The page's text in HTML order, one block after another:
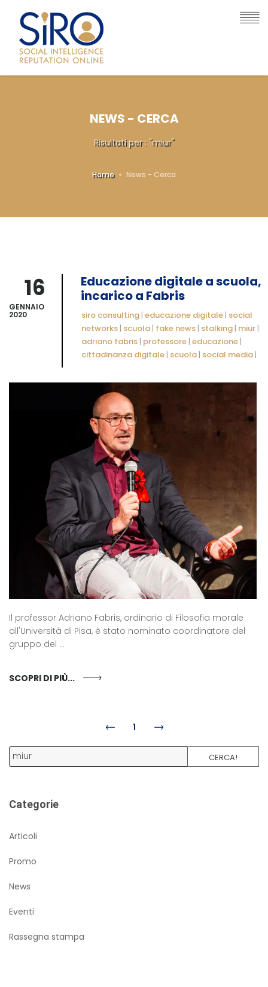
NEWS - CERCA
Risultati per : "miur"
Home News - Cerca
16
GENNAIO
2020
Educazione digitale a scuola,
incarico a Fabris
siro consulting | educazione digitale | social
networks | scuola | fake news | stalking | miur |
adriano fabris | professore | educazione |
cittadinanza digitale | scuola | social media |
Il professor Adriano Fabris, ordinario di Filosofia morale
all'Università di Pisa, è stato nominato coordinatore del
gruppo del ...
SCOPRI DI PIÙ...
1
CERCA!
Categorie
Articoli
Promo
News
Eventi
Rassegna stampa